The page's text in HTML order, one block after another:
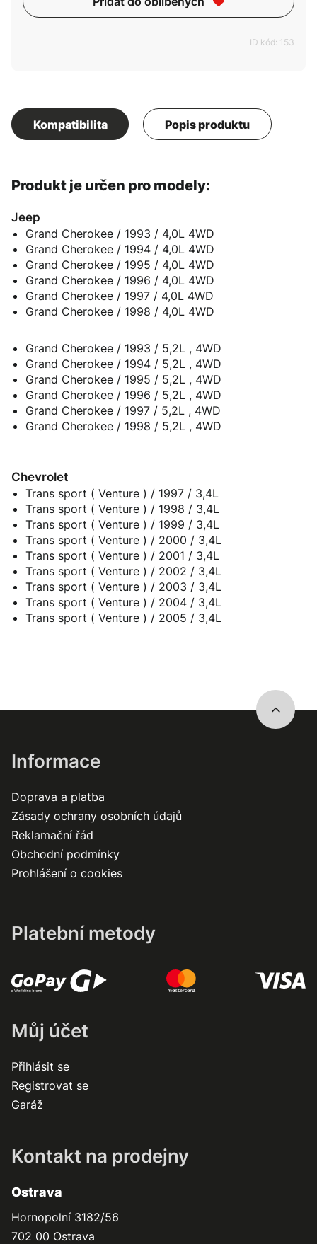
ID kód: 153
Kompatibilita Popis produktu
Produkt je určen pro modely:
Jeep
Grand Cherokee / 1993 / 4,0L 4WD
Grand Cherokee / 1994 / 4,0L 4WD
Grand Cherokee / 1995 / 4,0L 4WD
Grand Cherokee / 1996 / 4,0L 4WD
Grand Cherokee / 1997 / 4,0L 4WD
Grand Cherokee / 1998 / 4,0L 4WD
Grand Cherokee / 1993 / 5,2L , 4WD
Grand Cherokee / 1994 / 5,2L , 4WD
Grand Cherokee / 1995 / 5,2L , 4WD
Grand Cherokee / 1996 / 5,2L , 4WD
Grand Cherokee / 1997 / 5,2L , 4WD
Grand Cherokee / 1998 / 5,2L , 4WD
Chevrolet
Trans sport ( Venture ) / 1997 / 3,4L
Trans sport ( Venture ) / 1998 / 3,4L
Trans sport ( Venture ) / 1999 / 3,4L
Trans sport ( Venture ) / 2000 / 3,4L
Trans sport ( Venture ) / 2001 / 3,4L
Trans sport ( Venture ) / 2002 / 3,4L
Trans sport ( Venture ) / 2003 / 3,4L
Trans sport ( Venture ) / 2004 / 3,4L
Trans sport ( Venture ) / 2005 / 3,4L
Informace
Doprava a platba
Zásady ochrany osobních údajů
Reklamační řád
Obchodní podmínky
Prohlášení o cookies
Platební metody
Můj účet
Přihlásit se
Registrovat se
Garáž
Kontakt na prodejny
Ostrava
Hornopolní 3182/56
702 00 Ostrava